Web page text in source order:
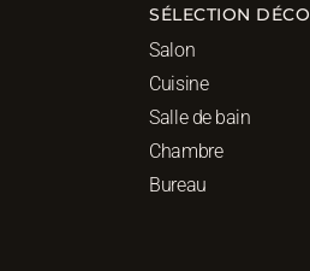
SÉLECTION DÉCO
Salon
Cuisine
Salle de bain
Chambre
Bureau